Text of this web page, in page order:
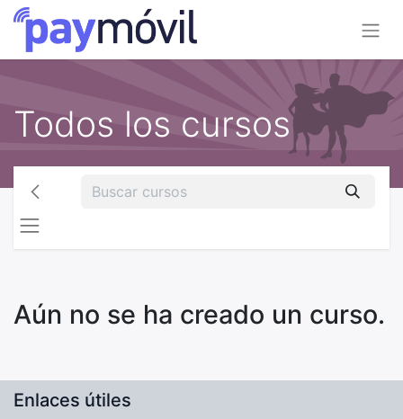
Todos los cursos
Aún no se ha creado un curso.
Enlaces útiles